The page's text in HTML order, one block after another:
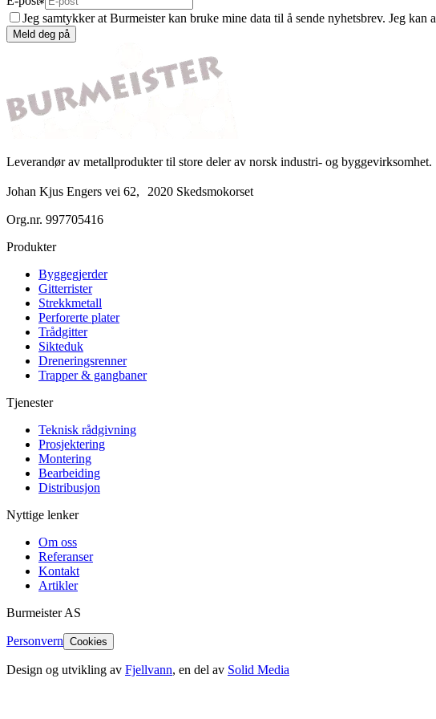
Jeg samtykker at Burmeister kan bruke mine data til å sende nyhetsbrev. Jeg kan
Meld deg på
Leverandør av metallprodukter til store deler av norsk industri- og byggevirksomhet.
Johan Kjus Engers vei 62, 2020 Skedsmokorset
Org.nr. 997705416
Produkter
Byggegjerder
Gitterrister
Strekkmetall
Perforerte plater
Trådgitter
Sikteduk
Dreneringsrenner
Trapper & gangbaner
Tjenester
Teknisk rådgivning
Prosjektering
Montering
Bearbeiding
Distribusjon
Nyttige lenker
Om oss
Referanser
Kontakt
Artikler
BurmeisterAS
Personvern Cookies
Design og utvikling av Fjellvann, en del av Solid Media